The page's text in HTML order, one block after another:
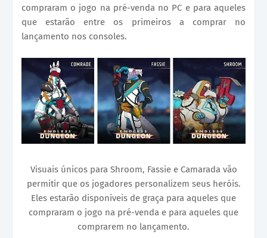
compraram o jogo na pré-venda no PC e para aqueles
que estarão entre os primeiros a comprar no
lançamento nos consoles.
Visuais únicos para Shroom, Fassie e Camarada vão
permitir que os jogadores personalizem seus heróis.
Eles estarão disponíveis de graça para aqueles que
compraram o jogo na pré-venda e para aqueles que
comprarem no lançamento.